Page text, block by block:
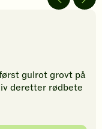
stjerner.
gulrot grovt på
deretter rødbete